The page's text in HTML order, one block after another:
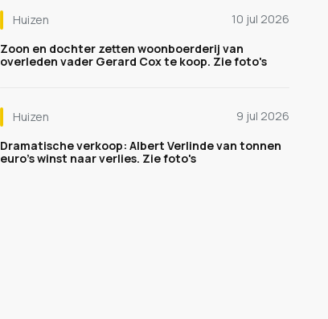
Huizen
10 jul 2026
Zoon en dochter zetten woonboerderij van
overleden vader Gerard Cox te koop. Zie foto's
Huizen
9 jul 2026
Dramatische verkoop: Albert Verlinde van tonnen
euro's winst naar verlies. Zie foto's